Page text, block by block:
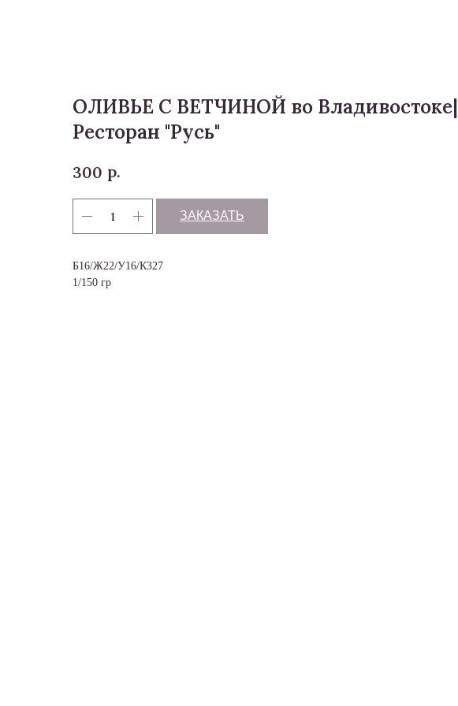
ОЛИВЬЕ С ВЕТЧИНОЙ во Владивостоке|
Ресторан "Русь"
300 р.
ЗАКАЗАТЬ
Б16/Ж22/У16/К327
1/150 гр